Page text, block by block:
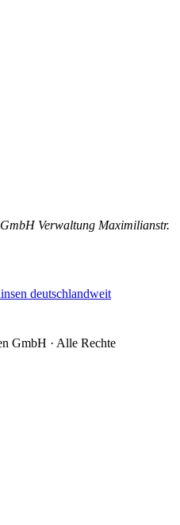
Verwaltung Maximilianstr.
deutschlandweit
GmbH · Alle Rechte